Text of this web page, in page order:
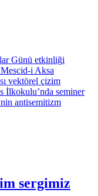
Günü etkinliği
i Aksa
vektörel çizim
İlkokulu’nda seminer
antisemitizm
sergimiz